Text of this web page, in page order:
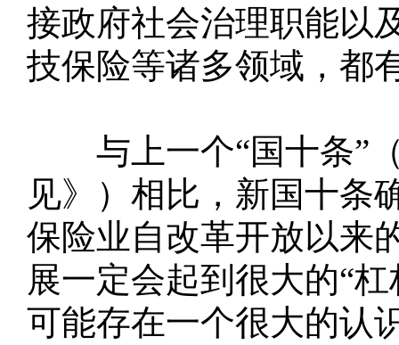
接政府社会治理职能以
技保险等诸多领域，都
与上一个“国十条”（
见》）相比，新国十条
保险业自改革开放以来
展一定会起到很大的“
可能存在一个很大的认